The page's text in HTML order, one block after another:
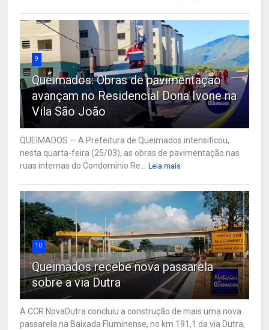
9
Queimados: Obras de pavimentação
avançam no Residencial Dona Ivone na
Vila São João
QUEIMADOS — A Prefeitura de Queimados intensificou,
nesta quarta-feira (25/03), as obras de pavimentação nas
ruas internas do Condomínio Re...
Leia mais
10
Queimados recebe nova passarela
sobre a via Dutra
A CCR NovaDutra concluiu a construção de mais uma nova
passarela na Baixada Fluminense, no km 191,1 da via Dutra,